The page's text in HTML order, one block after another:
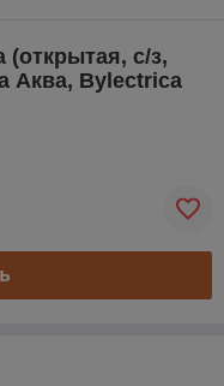
(открытая, с/з,
Аква, Bylectrica